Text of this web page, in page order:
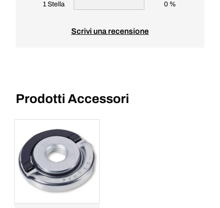
1 Stella 0 %
Scrivi una recensione
Prodotti Accessori